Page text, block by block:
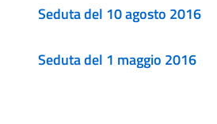
Seduta del 10 agosto 2016
Seduta del 1 maggio 2016